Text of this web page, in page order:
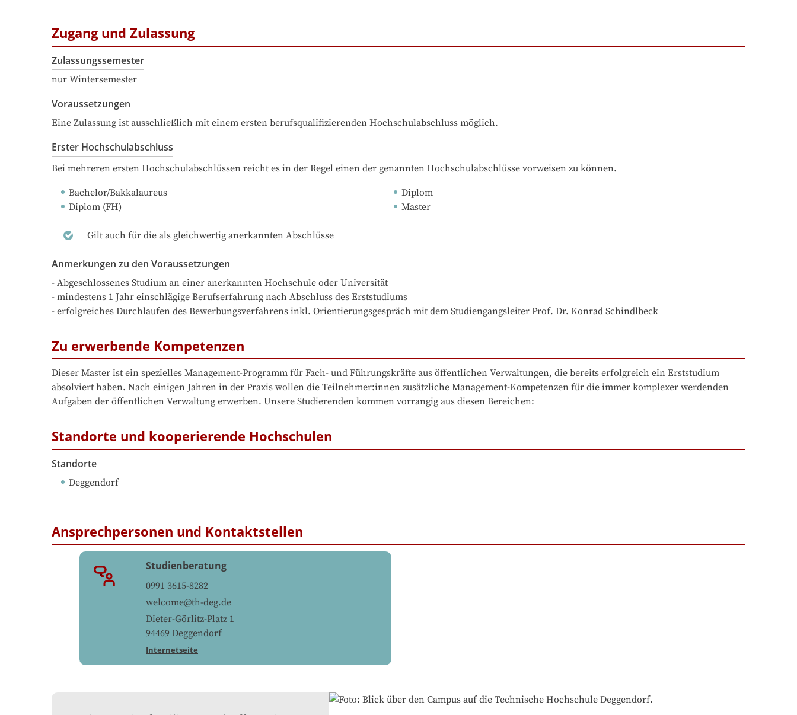
Zugang und Zulassung
Zulassungssemester
nur Wintersemester
Voraussetzungen
Eine Zulassung ist ausschließlich mit einem ersten berufsqualifizierenden Hochschulabschluss möglich.
Erster Hochschulabschluss
Bei mehreren ersten Hochschulabschlüssen reicht es in der Regel einen der genannten Hochschulabschlüsse vorweisen zu können.
Bachelor/Bakkalaureus
Diplom
Diplom (FH)
Master
Gilt auch für die als gleichwertig anerkannten Abschlüsse
Anmerkungen zu den Voraussetzungen
- Abgeschlossenes Studium an einer anerkannten Hochschule oder Universität
- mindestens 1 Jahr einschlägige Berufserfahrung nach Abschluss des Erststudiums
- erfolgreiches Durchlaufen des Bewerbungsverfahrens inkl. Orientierungsgespräch mit dem Studiengangsleiter Prof. Dr. Konrad Schindlbeck
Zu erwerbende Kompetenzen
Dieser Master ist ein spezielles Management-Programm für Fach- und Führungskräfte aus öffentlichen Verwaltungen, die bereits erfolgreich ein Erststudium
absolviert haben. Nach einigen Jahren in der Praxis wollen die Teilnehmer:innen zusätzliche Management-Kompetenzen für die immer komplexer werdenden
Aufgaben der öffentlichen Verwaltung erwerben. Unsere Studierenden kommen vorrangig aus diesen Bereichen:
Standorte und kooperierende Hochschulen
Standorte
Deggendorf
Ansprechpersonen und Kontaktstellen
Studienberatung
0991 3615-8282
welcome@th-deg.de
Dieter-Görlitz-Platz 1
94469 Deggendorf
Internetseite